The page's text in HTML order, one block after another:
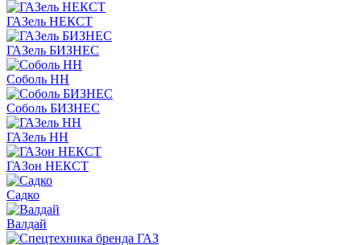
ГАЗель НЕКСТ
ГАЗель БИЗНЕС
Соболь НН
Соболь БИЗНЕС
ГАЗель НН
ГАЗон НЕКСТ
Садко
Валдай